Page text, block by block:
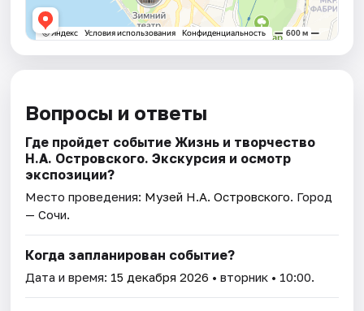
Вопросы и ответы
Где пройдет событие Жизнь и творчество
Н.А. Островского. Экскурсия и осмотр
экспозиции?
Место проведения: Музей Н.А. Островского. Город
— Сочи.
Когда запланирован событие?
Дата и время: 15 декабря 2026 • вторник • 10:00.